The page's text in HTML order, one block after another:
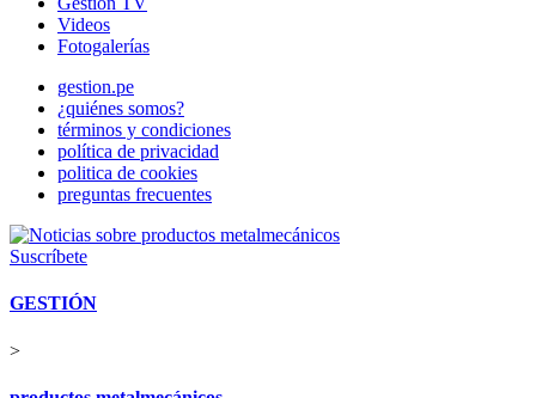
Videos
Fotogalerías
gestion.pe
¿quiénes somos?
términos y condiciones
política de privacidad
politica de cookies
preguntas frecuentes
Suscríbete
GESTIÓN
>